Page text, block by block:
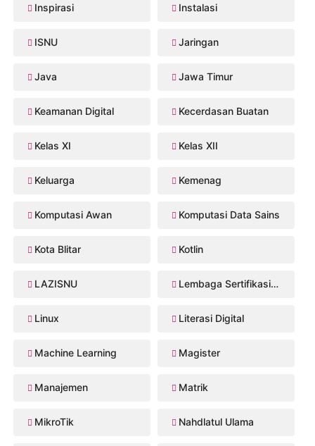
Inspirasi Instalasi
ISNU Jaringan
Java Jawa Timur
Keamanan Digital Kecerdasan Buatan
Kelas XI Kelas XII
Keluarga Kemenag
Komputasi Awan Komputasi Data Sains
Kota Blitar Kotlin
LAZISNU Lembaga Sertifikasi Profesi
Linux Literasi Digital
Machine Learning Magister
Manajemen Matrik
MikroTik Nahdlatul Ulama